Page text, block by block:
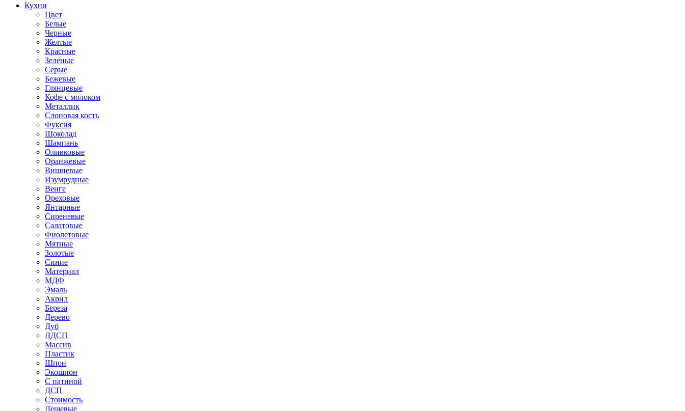
Кухни
Цвет
Белые
Черные
Желтые
Красные
Зеленые
Серые
Бежевые
Глянцевые
Кофе с молоком
Металлик
Слоновая кость
Фуксия
Шоколад
Шампань
Оливковые
Оранжевые
Вишневые
Изумрудные
Венге
Ореховые
Янтарные
Сиреневые
Салатовые
Фиолетовые
Мятные
Золотые
Синие
Материал
МДФ
Эмаль
Акрил
Береза
Дерево
Дуб
ЛДСП
Массив
Пластик
Шпон
Экошпон
С патиной
ДСП
Стоимость
Дешевые